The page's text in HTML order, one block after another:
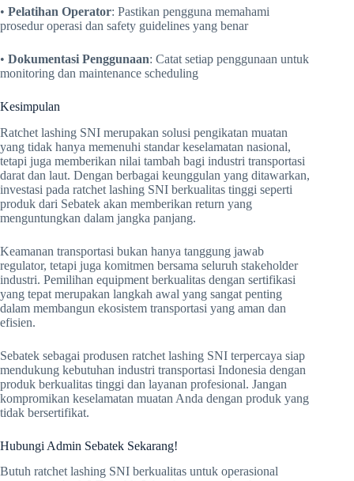
• Pelatihan Operator: Pastikan pengguna memahami
prosedur operasi dan safety guidelines yang benar
• Dokumentasi Penggunaan: Catat setiap penggunaan untuk
monitoring dan maintenance scheduling
Kesimpulan
Ratchet lashing SNI merupakan solusi pengikatan muatan
yang tidak hanya memenuhi standar keselamatan nasional,
tetapi juga memberikan nilai tambah bagi industri transportasi
darat dan laut. Dengan berbagai keunggulan yang ditawarkan,
investasi pada ratchet lashing SNI berkualitas tinggi seperti
produk dari Sebatek akan memberikan return yang
menguntungkan dalam jangka panjang.
Keamanan transportasi bukan hanya tanggung jawab
regulator, tetapi juga komitmen bersama seluruh stakeholder
industri. Pemilihan equipment berkualitas dengan sertifikasi
yang tepat merupakan langkah awal yang sangat penting
dalam membangun ekosistem transportasi yang aman dan
efisien.
Sebatek sebagai produsen ratchet lashing SNI terpercaya siap
mendukung kebutuhan industri transportasi Indonesia dengan
produk berkualitas tinggi dan layanan profesional. Jangan
kompromikan keselamatan muatan Anda dengan produk yang
tidak bersertifikat.
Hubungi Admin Sebatek Sekarang!
Butuh ratchet lashing SNI berkualitas untuk operasional